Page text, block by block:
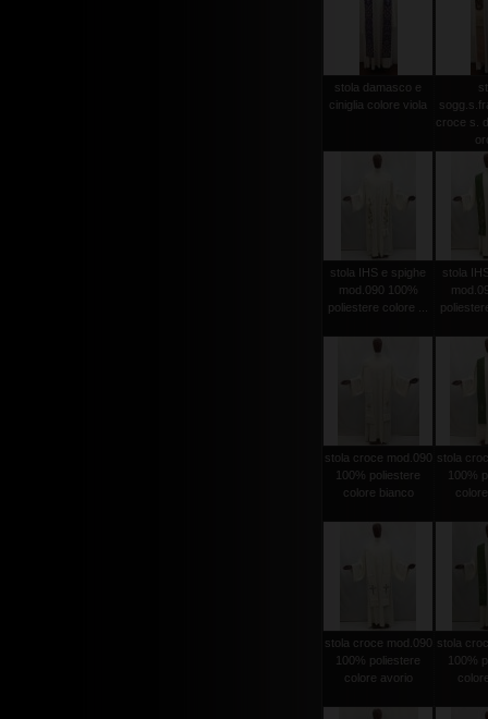
stola damasco e
ciniglia colore viola
croce s.
stola IHS e spighe
mod.090 100%
poliestere colore ...
stola
stola croce mod.090
100% poliestere
colore bianco
stola
100%
stola croce mod.090
100% poliestere
colore avorio
stola
100%